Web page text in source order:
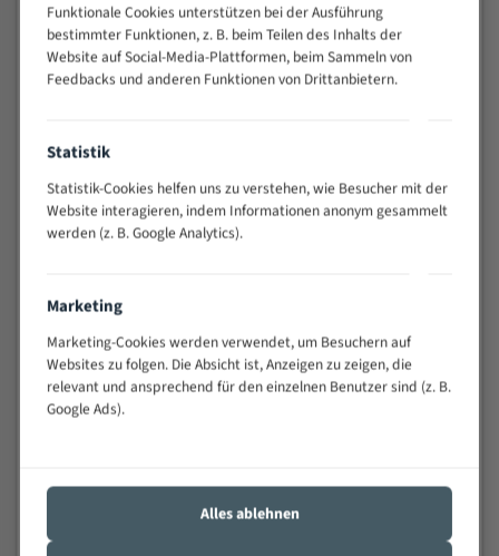
> 500
0,75/1,25
Vorteile:
Vielseitiges Bandsägeblatt für verschiedenste
Widerstandsfähig gegen Zahnbruch auch bei
wechselnde Verbindungslängen)
Sehr geringe Vibration
Technische Beschreibung:
Positiver Spanwinkel
Bandkörper aus hochlegiertem Federstahl
Legierte HSS-beschichtete Zahnspitzen
Funktionale Cookies unterstützen bei der Ausführung
bestimmter Funktionen, z. B. beim Teilen des Inhalts der
Website auf Social-Media-Plattformen, beim Sammeln von
Feedbacks und anderen Funktionen von Drittanbietern.
Statistik
Statistik-Cookies helfen uns zu verstehen, wie Besucher mit der
Website interagieren, indem Informationen anonym gesammelt
werden (z. B. Google Analytics).
Marketing
Marketing-Cookies werden verwendet, um Besuchern auf
Websites zu folgen. Die Absicht ist, Anzeigen zu zeigen, die
relevant und ansprechend für den einzelnen Benutzer sind (z. B.
Google Ads).
Alles ablehnen